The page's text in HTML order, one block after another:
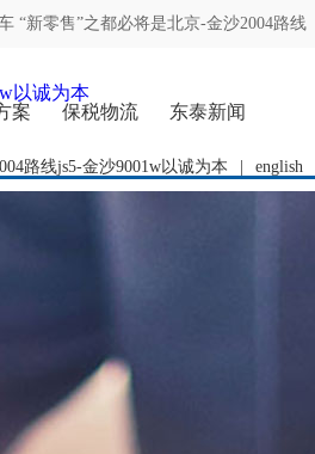
“新零售”之都必将是北京-金沙2004路线
路线js5-金沙9001w以诚为本 english
以诚为本
案
保税物流 东泰新闻